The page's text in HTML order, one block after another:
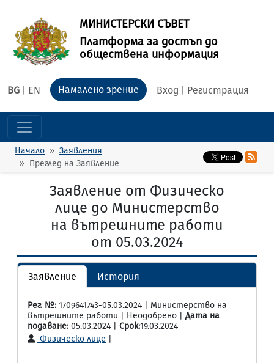
МИНИСТЕРСКИ СЪВЕТ
Платформа за достъп до
обществена информация
BG EN Вход Регистрация
Намалено зрение
Начало
Заявления
Преглед на Заявление
Заявление от Физическо
лице до Министерство
на вътрешните работи
от 05.03.2024
Заявление История
Рег. №: 1709641743-05.03.2024 | Министерство на
вътрешните работи | Неодобрено | Дата на
подаване: 05.03.2024 | Срок:19.03.2024
Физическо лице